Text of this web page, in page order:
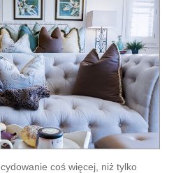
coś więcej, niż tylko